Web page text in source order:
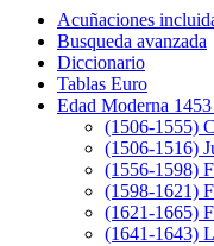
Acuñaciones
Busqueda avanzada
Diccionario
Tablas Euro
Edad Moderna
(1506-1555)
(1506-1516)
(1556-1598)
(1598-1621)
(1621-1665)
(1641-1643)